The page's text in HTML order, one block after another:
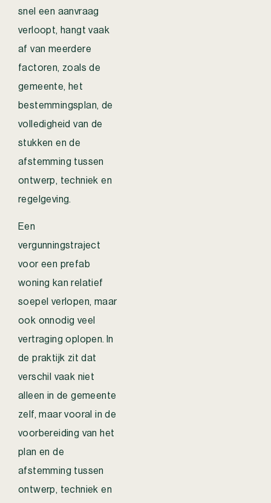
snel een aanvraag
verloopt, hangt vaak
af van meerdere
factoren, zoals de
gemeente, het
bestemmingsplan, de
volledigheid van de
stukken en de
afstemming tussen
ontwerp, techniek en
regelgeving.
Een
vergunningstraject
voor een prefab
woning kan relatief
soepel verlopen, maar
ook onnodig veel
vertraging oplopen. In
de praktijk zit dat
verschil vaak niet
alleen in de gemeente
zelf, maar vooral in de
voorbereiding van het
plan en de
afstemming tussen
ontwerp, techniek en